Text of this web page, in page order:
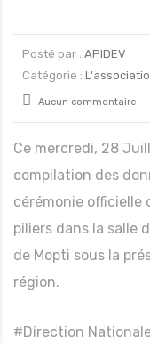
Posté par : APIDEV
Catégorie :
Aucun commentaire
Ce mercredi, 28
compilation des
cérémonie officielle
piliers dans la salle
de Mopti sous la
région.
#Direction